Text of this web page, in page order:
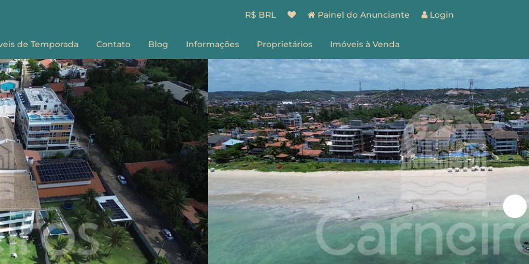
R$ BRL Painel do Anunciante Login
de Temporada Contato Blog Informações
Sobre nós
Como Reservar
Perguntas Frequentes
Termos e Condições
Proprietários
Espaço do Proprietário
Gestão de Imóveis
Vantagens
Como Funciona
Fale Conosco
Imóveis à Venda